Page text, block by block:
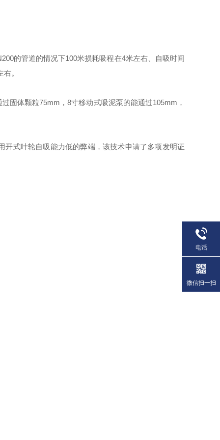
的管道的情况下100米损耗吸程在4米左右、自吸时间
。
固体颗粒75mm，8寸移动式吸泥泵的能通过105mm，
开式叶轮自吸能力低的弊端，该技术申请了多项发明证
电话
微信扫一扫